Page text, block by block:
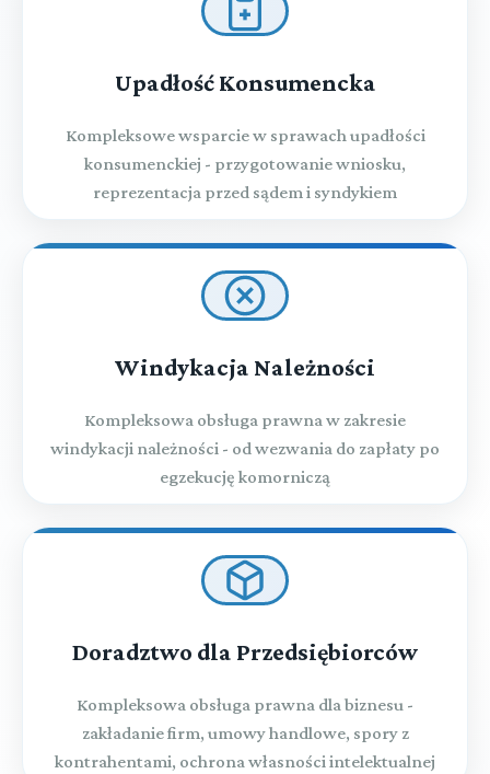
Upadłość Konsumencka
Kompleksowe wsparcie w sprawach upadłości
konsumenckiej - przygotowanie wniosku,
reprezentacja przed sądem i syndykiem
Windykacja Należności
Kompleksowa obsługa prawna w zakresie
windykacji należności - od wezwania do zapłaty po
egzekucję komorniczą
Doradztwo dla Przedsiębiorców
Kompleksowa obsługa prawna dla biznesu -
zakładanie firm, umowy handlowe, spory z
kontrahentami, ochrona własności intelektualnej